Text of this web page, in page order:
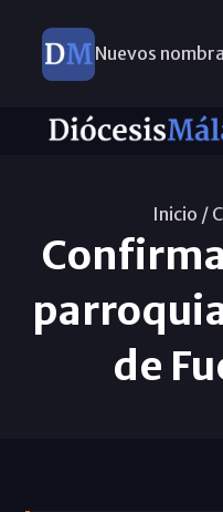
Nuevos
Inicio /
de